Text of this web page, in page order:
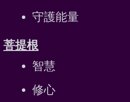
守護能量
菩提根
智慧
修心